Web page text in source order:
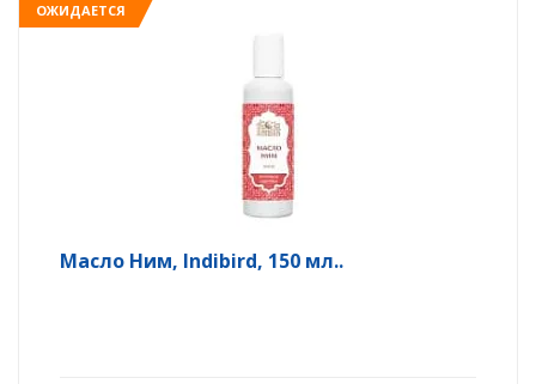
ОЖИДАЕТСЯ
Масло Ним, Indibird, 150 мл..